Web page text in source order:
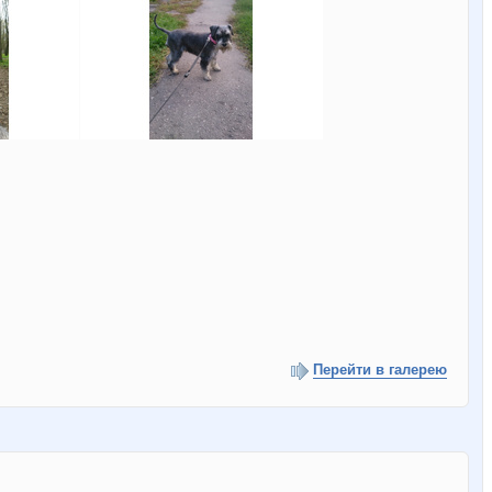
Перейти в галерею